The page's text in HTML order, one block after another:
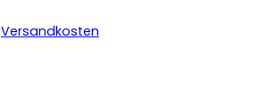
Versandkosten